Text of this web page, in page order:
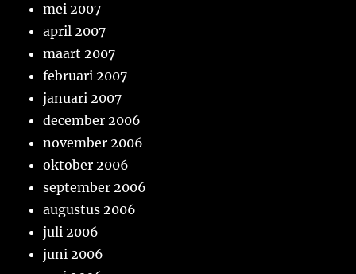
mei 2007
april 2007
maart 2007
februari 2007
januari 2007
december 2006
november 2006
oktober 2006
september 2006
augustus 2006
juli 2006
juni 2006